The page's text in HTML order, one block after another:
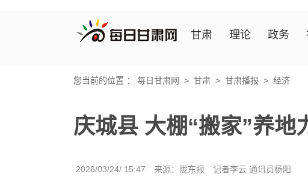
甘肃 理论 政务
您当前的位置 ： 每日甘肃网 > 甘肃 > 甘肃播报 > 经济
庆城县 大棚“搬家”养地
2026/03/24/ 15:47 来源：陇东报 记者李云 通讯员杨阳